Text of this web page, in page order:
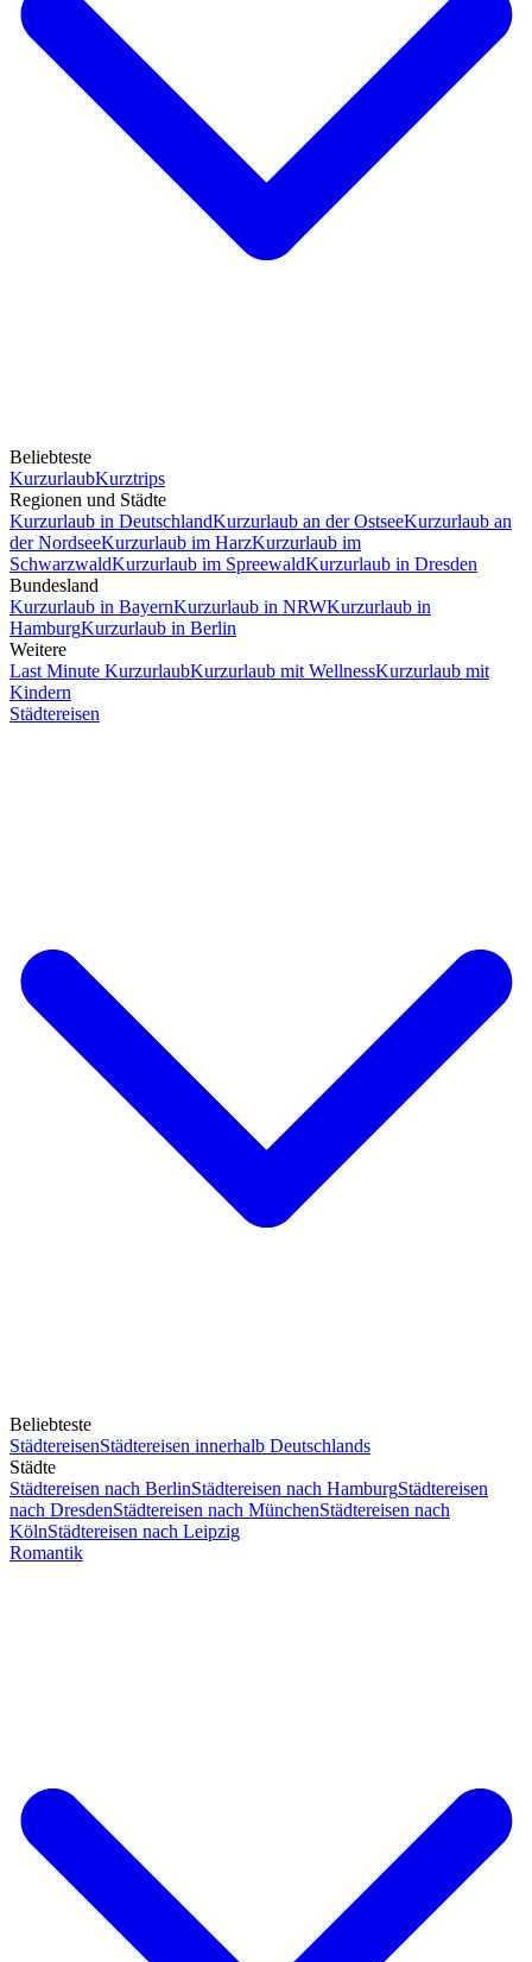
Beliebteste
KurzurlaubKurztrips
Regionen und Städte
Kurzurlaub in DeutschlandKurzurlaub an der OstseeKurzurlaub an
der NordseeKurzurlaub im HarzKurzurlaub im
SchwarzwaldKurzurlaub im SpreewaldKurzurlaub in Dresden
Bundesland
Kurzurlaub in BayernKurzurlaub in NRWKurzurlaub in
HamburgKurzurlaub in Berlin
Weitere
Last Minute KurzurlaubKurzurlaub mit WellnessKurzurlaub mit
Kindern
Städtereisen
Beliebteste
StädtereisenStädtereisen innerhalb Deutschlands
Städte
Städtereisen nach BerlinStädtereisen nach HamburgStädtereisen
nach DresdenStädtereisen nach MünchenStädtereisen nach
KölnStädtereisen nach Leipzig
Romantik